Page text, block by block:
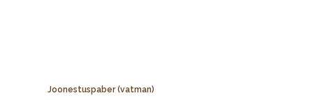
Joonestuspaber (vatman)